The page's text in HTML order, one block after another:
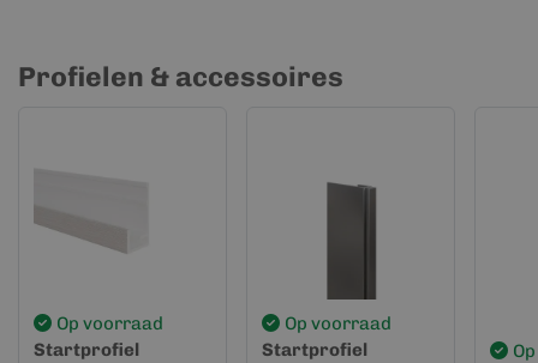
Profielen & accessoires
Op voorraad
Startprofiel
Op voorraad
Startprofiel